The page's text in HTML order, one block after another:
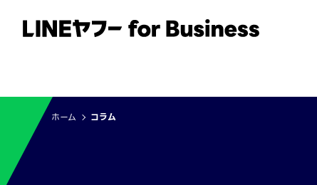
サービス 事例 イベント・セミナー
ホーム コラム